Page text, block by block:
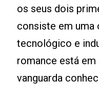
os seus dois
consiste em uma
tecnológico e
romance está
vanguarda